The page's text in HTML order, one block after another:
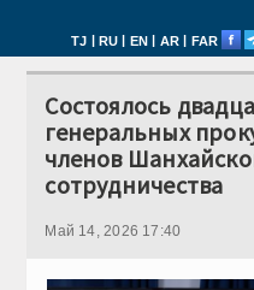
TJ | RU | EN | AR | FAR
Состоялось
генеральных
членов
сотрудничества
Май 14, 2026 17:40